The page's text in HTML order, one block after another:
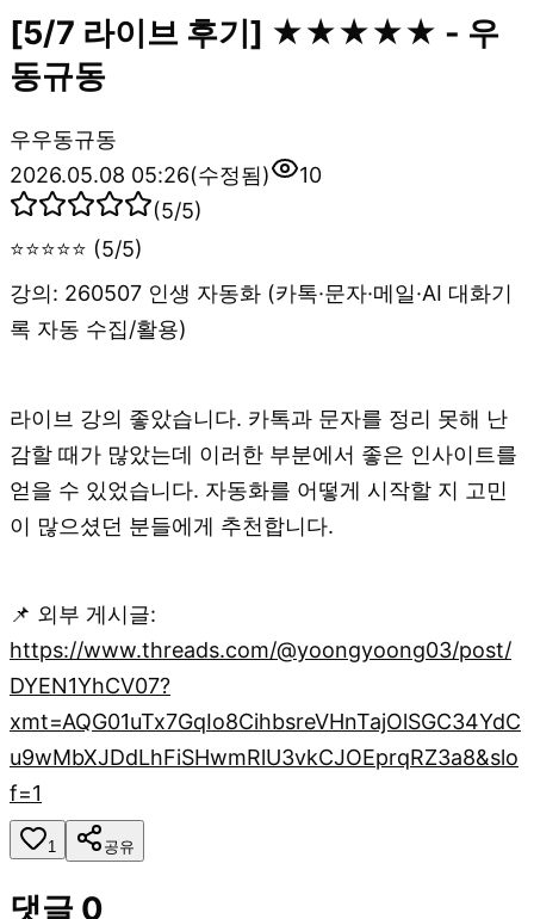
[5/7 라이브 후기] ★★★★★ - 우
동규동
우우동규동
2026.05.08 05:26(수정됨)
10
(5/5)
⭐⭐⭐⭐⭐ (5/5)
강의: 260507 인생 자동화 (카톡·문자·메일·AI 대화기
록 자동 수집/활용)
라이브 강의 좋았습니다. 카톡과 문자를 정리 못해 난
감할 때가 많았는데 이러한 부분에서 좋은 인사이트를
얻을 수 있었습니다. 자동화를 어떻게 시작할 지 고민
이 많으셨던 분들에게 추천합니다.
📌 외부 게시글:
https://www.threads.com/@yoongyoong03/post/
DYEN1YhCV07?
xmt=AQG01uTx7GqIo8CihbsreVHnTajOlSGC34YdC
u9wMbXJDdLhFiSHwmRlU3vkCJOEprqRZ3a8&slo
f=1
1 공유
댓글 0